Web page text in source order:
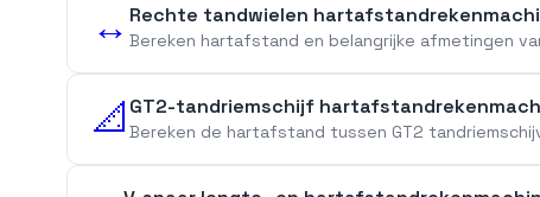
↔️ Rechte tandwielen
Bereken hartafstand en belangrijke afmetingen
📐 GT2-tandriemschijf
Bereken de hartafstand tussen GT2